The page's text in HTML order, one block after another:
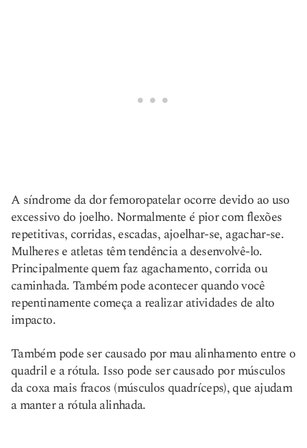
A síndrome da dor femoropatelar ocorre devido ao uso
excessivo do joelho. Normalmente é pior com flexões
repetitivas, corridas, escadas, ajoelhar-se, agachar-se.
Mulheres e atletas têm tendência a desenvolvê-lo.
Principalmente quem faz agachamento, corrida ou
caminhada. Também pode acontecer quando você
repentinamente começa a realizar atividades de alto
impacto.
Também pode ser causado por mau alinhamento entre o
quadril e a rótula. Isso pode ser causado por músculos
da coxa mais fracos (músculos quadríceps), que ajudam
a manter a rótula alinhada.